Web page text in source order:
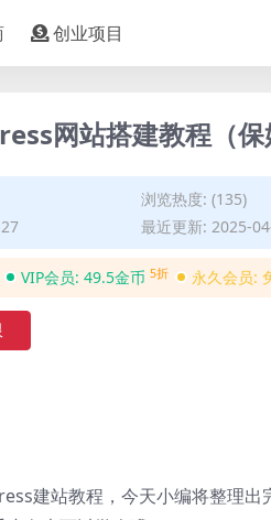
创业项目
网站搭建教程（保
浏览热度: (135)
最近更新: 2025-
VIP会员: 49.5金币 5折 永久会员:
建站教程，今天小编将整理